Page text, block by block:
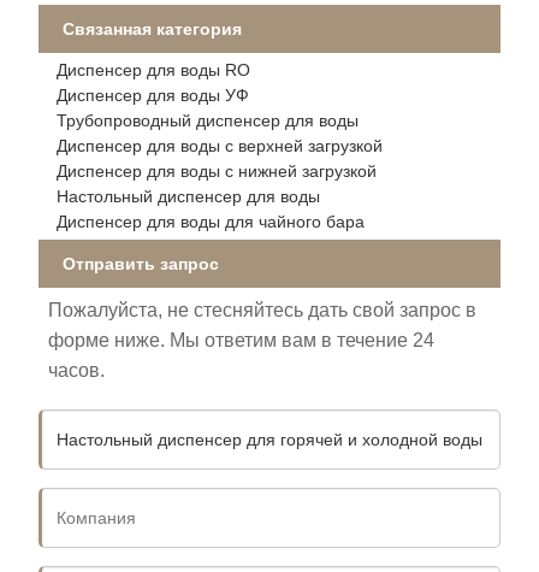
Связанная категория
Диспенсер для воды RO
Диспенсер для воды УФ
Трубопроводный диспенсер для воды
Диспенсер для воды с верхней загрузкой
Диспенсер для воды с нижней загрузкой
Настольный диспенсер для воды
Диспенсер для воды для чайного бара
Отправить запрос
Пожалуйста, не стесняйтесь дать свой запрос в
форме ниже. Мы ответим вам в течение 24
часов.